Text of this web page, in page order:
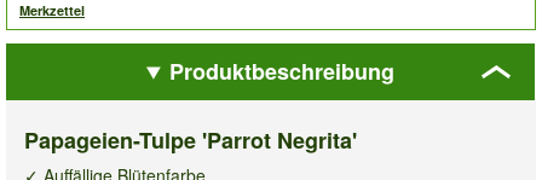
Merkzettel
Produktbeschreibung
Papageien-Tulpe 'Parrot Negrita'